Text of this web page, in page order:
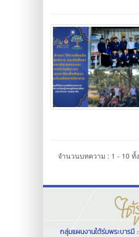
จำนวนบทความ : 1 - 10 ทั้
กลุ่มแผนงานใต้ร่มพระบาร